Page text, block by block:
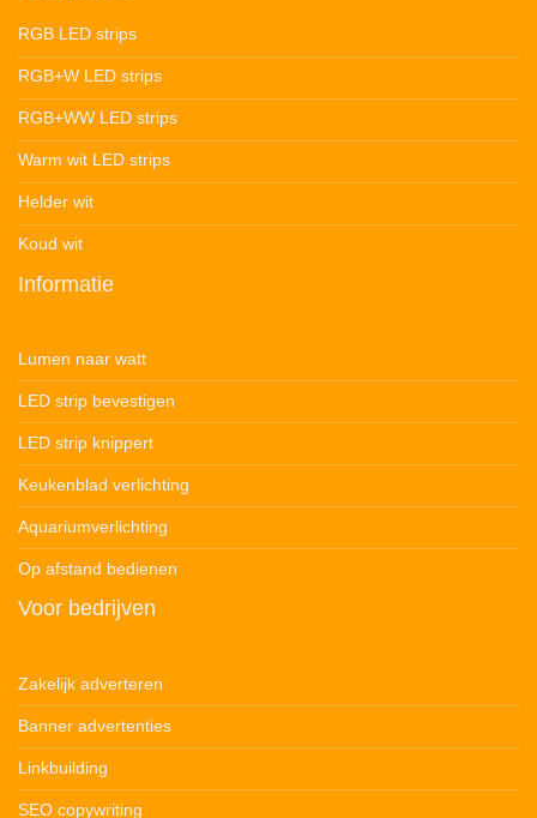
RGB LED strips
RGB+W LED strips
RGB+WW LED strips
Warm wit LED strips
Helder wit
Koud wit
Informatie
Lumen naar watt
LED strip bevestigen
LED strip knippert
Keukenblad verlichting
Aquariumverlichting
Op afstand bedienen
Voor bedrijven
Zakelijk adverteren
Banner advertenties
Linkbuilding
SEO copywriting